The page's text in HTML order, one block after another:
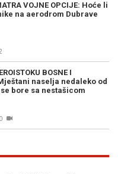
VOJNE OPCIJE: Hoće li
na aerodrom Dubrave
BOSNE I
Mještani naselja nedaleko od
bore sa nestašicom
0